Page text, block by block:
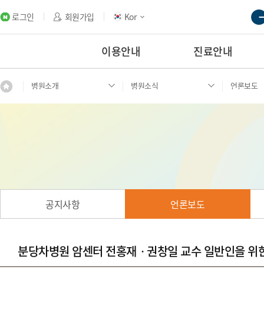
로그인 회원가입 Kor
이용안내 진료안내
병원소개 병원소식 언론보도
공지사항 언론보도
분당차병원 암센터 전홍재ㆍ권창일 교수 일반인을 위